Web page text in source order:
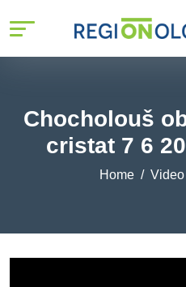
Chocholouš
cristat 7 6
Home Video